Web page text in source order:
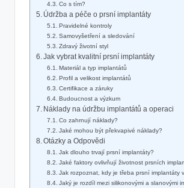
Co s tím?
Údržba a péče o prsní implantáty
Pravidelné kontroly
Samovyšetření a sledování
Zdravý životní styl
Jak vybrat kvalitní prsní implantáty
Materiál a typ implantátů
Profil a velikost implantátů
Certifikace a záruky
Budoucnost a výzkum
Náklady na údržbu implantátů a operaci
Co zahrnují náklady?
Jaké mohou být překvapivé náklady?
Otázky a Odpovědi
Jak dlouho trvají prsní implantáty?
Jaké faktory ovlivňují životnost prsních
Jak rozpoznat, kdy je třeba prsní implantáty
Jaký je rozdíl mezi silikonovými a slanovými